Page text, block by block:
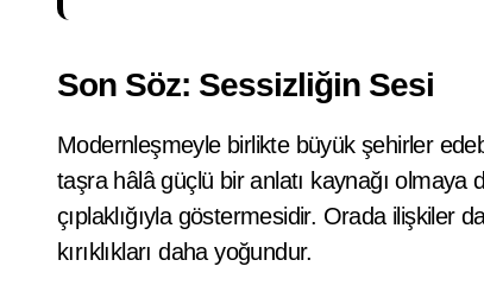
Son Söz: Sessizliğin Sesi
Modernleşmeyle birlikte büyük şehirler
taşra hâlâ güçlü bir anlatı kaynağı olmaya
çıplaklığıyla göstermesidir. Orada ilişkiler
kırıklıkları daha yoğundur.